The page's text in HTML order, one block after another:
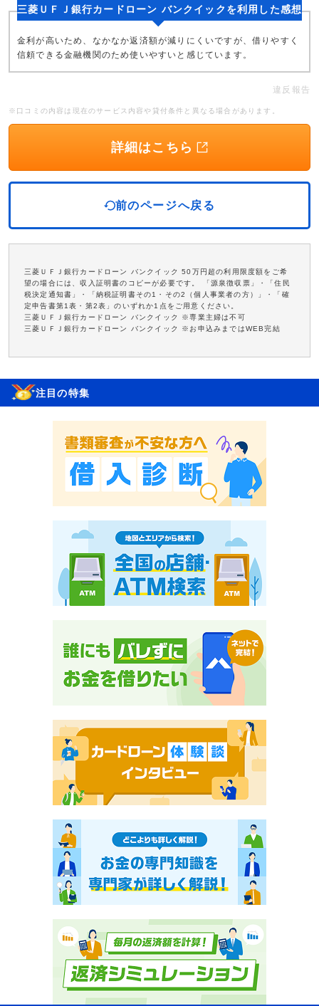
三菱ＵＦＪ銀行カードローン バンクイックを利用した感想
金利が高いため、なかなか返済額が減りにくいですが、借りやすく
信頼できる金融機関のため使いやすいと感じています。
違反報告
※口コミの内容は現在のサービス内容や貸付条件と異なる場合があります。
詳細はこちら
前のページへ戻る
三菱ＵＦＪ銀行カードローン バンクイック 50万円超の利用限度額をご希
望の場合には、収入証明書のコピーが必要です。 「源泉徴収票」・「住民
税決定通知書」・「納税証明書その1・その2（個人事業者の方）」・「確
定申告書第1表・第2表」のいずれか1点をご用意ください。
三菱ＵＦＪ銀行カードローン バンクイック ※専業主婦は不可
三菱ＵＦＪ銀行カードローン バンクイック ※お申込みまではWEB完結
注目の特集